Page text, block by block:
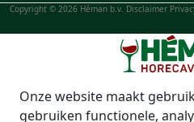
Copyright © 2026 Héman b.v. Disclaimer
Onze website maakt
gebruiken functionele,